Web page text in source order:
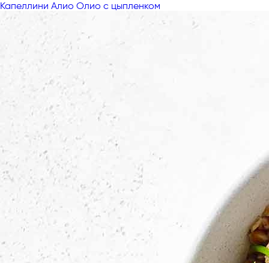
Капеллини Алио Олио с цыпленком